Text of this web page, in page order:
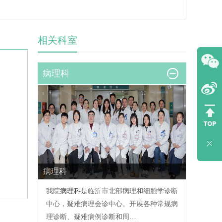
相关科室
病理科
病理科
我院病理科是临沂市北部病理和细胞学诊断
中心，疑难病理会诊中心。开展各种常规病
理诊断、疑难病例诊断和周…